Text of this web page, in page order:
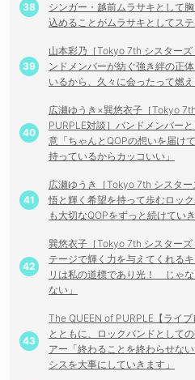
シンガー・越前ムラサキとして
込めることがムラサキとしてス
山本彩乃［Tokyo 7th シスター
ンドメンバーが紡ぐ強き絆の正
いるから、久々に会ったって燃え
広瀬ゆうき×巽悠衣子［Tokyo
PURPLE対談］バンドメンバー
意「ちゃんとQOPの想いを届け
持っているからカッコいい」
広瀬ゆうき［Tokyo 7th シスタ
悟と輝く希望を持って歩むロッ
も大切なQOPをずっと続けていき
巽悠衣子［Tokyo 7th シスター
テージで輝く力を与えてくれる
リは私の道標であり光！ じゃ
ない」
The QUEEN of PURPLE【ライ
とともに、ロックバンドとして
アー「終わることを終わらせな
シスを大事にしていきます」